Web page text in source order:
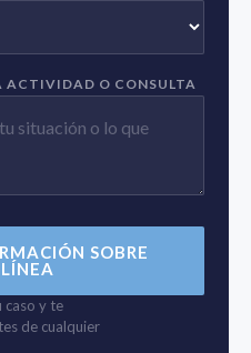
ACTIVIDAD O CONSULTA
SOBRE
caso y te
de cualquier